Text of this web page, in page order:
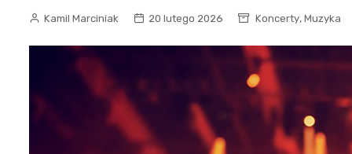
Kamil Marciniak 20 lutego 2026 Koncerty, Muzyka